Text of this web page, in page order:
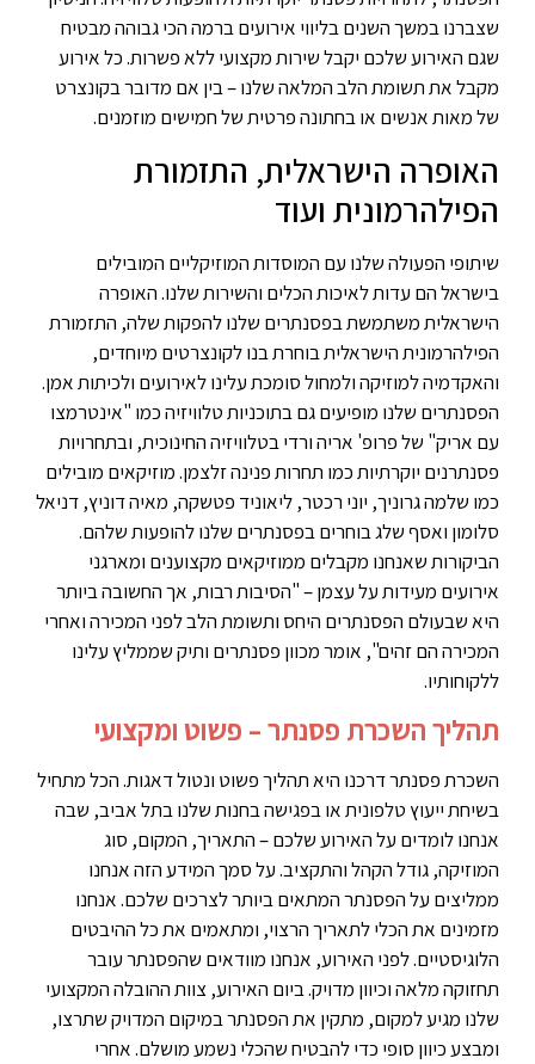
שצברנו במשך השנים בליווי אירועים ברמה הכי גבוהה מבטיח
שגם האירוע שלכם יקבל שירות מקצועי ללא פשרות. כל אירוע
מקבל את תשומת הלב המלאה שלנו – בין אם מדובר בקונצרט
של מאות אנשים או בחתונה פרטית של חמישים מוזמנים.
האופרה הישראלית, התזמורת
הפילהרמונית ועוד
שיתופי הפעולה שלנו עם המוסדות המוזיקליים המובילים
בישראל הם עדות לאיכות הכלים והשירות שלנו. האופרה
הישראלית משתמשת בפסנתרים שלנו להפקות שלה, התזמורת
הפילהרמונית הישראלית בוחרת בנו לקונצרטים מיוחדים,
והאקדמיה למוזיקה ולמחול סומכת עלינו לאירועים ולכיתות אמן.
הפסנתרים שלנו מופיעים גם בתוכניות טלוויזיה כמו "אינטרמצו
עם אריק" של פרופ' אריה ורדי בטלוויזיה החינוכית, ובתחרויות
פסנתרנים יוקרתיות כמו תחרות פנינה זלצמן. מוזיקאים מובילים
כמו שלמה גרוניך, יוני רכטר, ליאוניד פטשקה, מאיה דוניץ, דניאל
סלומון ואסף שלג בוחרים בפסנתרים שלנו להופעות שלהם.
הביקורות שאנחנו מקבלים ממוזיקאים מקצוענים ומארגני
אירועים מעידות על עצמן – "הסיבות רבות, אך החשובה ביותר
היא שבעולם הפסנתרים היחס ותשומת הלב לפני המכירה ואחרי
המכירה הם זהים", אומר מכוון פסנתרים ותיק שממליץ עלינו
ללקוחותיו.
תהליך השכרת פסנתר – פשוט ומקצועי
השכרת פסנתר דרכנו היא תהליך פשוט ונטול דאגות. הכל מתחיל
בשיחת ייעוץ טלפונית או בפגישה בחנות שלנו בתל אביב, שבה
אנחנו לומדים על האירוע שלכם – התאריך, המקום, סוג
המוזיקה, גודל הקהל והתקציב. על סמך המידע הזה אנחנו
ממליצים על הפסנתר המתאים ביותר לצרכים שלכם. אנחנו
מזמינים את הכלי לתאריך הרצוי, ומתאמים את כל ההיבטים
הלוגיסטיים. לפני האירוע, אנחנו מוודאים שהפסנתר עובר
תחזוקה מלאה וכיוון מדויק. ביום האירוע, צוות ההובלה המקצועי
שלנו מגיע למקום, מתקין את הפסנתר במיקום המדויק שתרצו,
ומבצע כיוון סופי כדי להבטיח שהכלי נשמע מושלם. אחרי